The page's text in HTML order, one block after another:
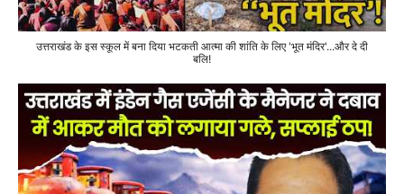
उत्तराखंड के इस स्कूल में बना दिया भटकती आत्मा की शांति के लिए 'भूत मंदिर'...और दे दी
बलि!